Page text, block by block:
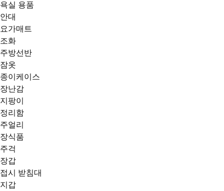
욕실 용품
안대
요가매트
조화
주방선반
잠옷
종이케이스
장난감
지팡이
정리함
주얼리
장식품
주걱
장갑
접시 받침대
지갑